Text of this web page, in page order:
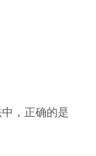
，正确的是